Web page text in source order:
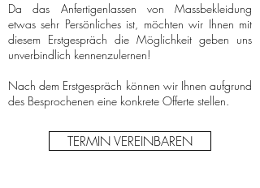
Da das Anfertigenlassen von Massbekleidung
etwas sehr Persönliches ist, möchten wir Ihnen mit
diesem Erstgespräch die Möglichkeit geben uns
unverbindlich kennenzulernen!
Nach dem Erstgespräch können wir Ihnen aufgrund
des Besprochenen eine konkrete Offerte stellen.
TERMIN VEREINBAREN